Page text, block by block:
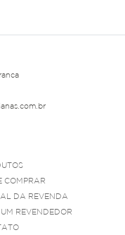
COMPRAR
DA REVENDA
REVENDEDOR